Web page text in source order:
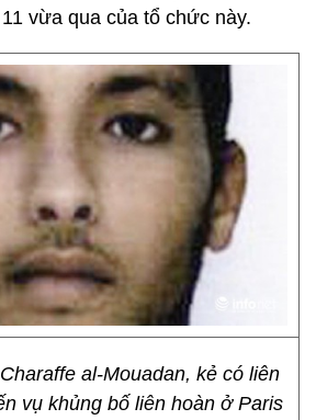
vừa qua của tổ chức này.
al-Mouadan, kẻ có liên
vụ khủng bố liên hoàn ở Paris